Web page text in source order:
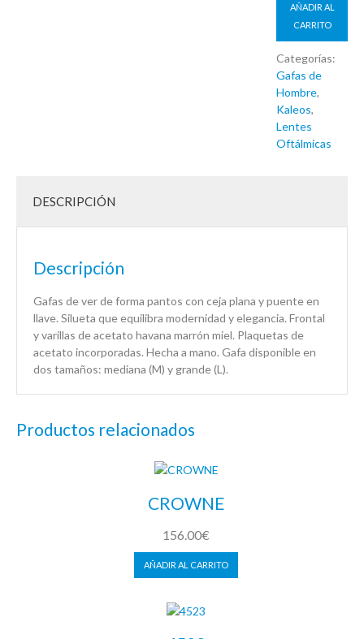
AÑADIR AL
CARRITO
Categorías:
Gafas de
Hombre,
Kaleos,
Lentes
Oftálmicas
DESCRIPCIÓN
Descripción
Gafas de ver de forma pantos con ceja plana y puente en
llave. Silueta que equilibra modernidad y elegancia. Frontal
y varillas de acetato havana marrón miel. Plaquetas de
acetato incorporadas. Hecha a mano. Gafa disponible en
dos tamaños: mediana (M) y grande (L).
Productos relacionados
CROWNE
156.00€
AÑADIR AL CARRITO